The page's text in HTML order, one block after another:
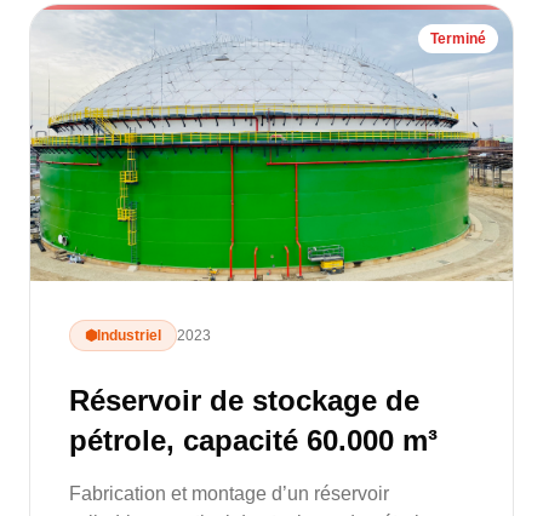
Terminé
⬢ Industriel 2023
Réservoir de stockage de
pétrole, capacité 60.000 m³
Fabrication et montage d’un réservoir